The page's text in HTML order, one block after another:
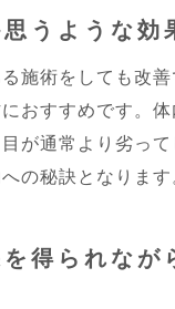
うような効
施術をしても改
おすすめです。
が通常より劣っ
の秘訣となります
得られな